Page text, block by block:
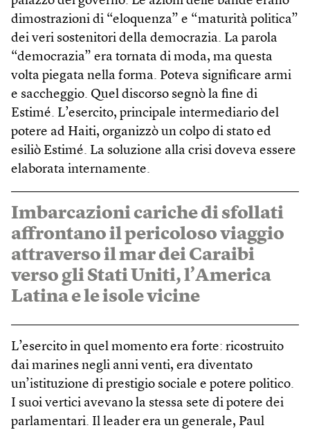
dimostrazioni di “eloquenza” e “maturità politica”
dei veri sostenitori della democrazia. La parola
“democrazia” era tornata di moda, ma questa
volta piegata nella forma. Poteva significare armi
e saccheggio. Quel discorso segnò la fine di
Estimé. L’esercito, principale intermediario del
potere ad Haiti, organizzò un colpo di stato ed
esiliò Estimé. La soluzione alla crisi doveva essere
elaborata internamente.
Imbarcazioni cariche di sfollati
affrontano il pericoloso viaggio
attraverso il mar dei Caraibi
verso gli Stati Uniti, l’America
Latina e le isole vicine
L’esercito in quel momento era forte: ricostruito
dai marines negli anni venti, era diventato
un’istituzione di prestigio sociale e potere politico.
I suoi vertici avevano la stessa sete di potere dei
parlamentari. Il leader era un generale, Paul